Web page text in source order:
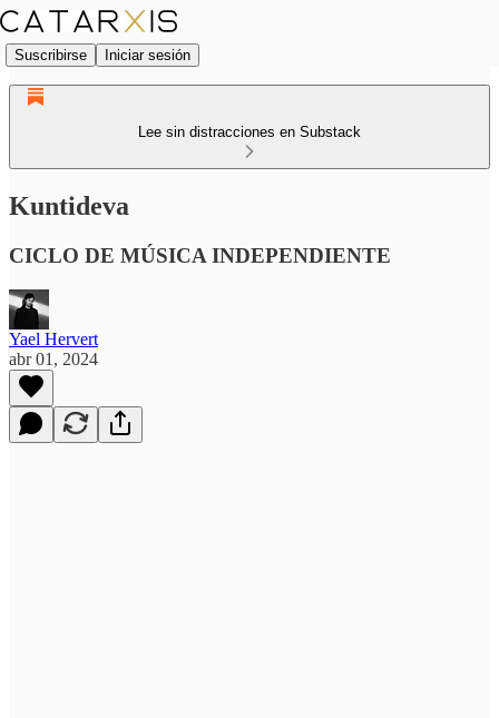
Suscribirse Iniciar sesión
Lee sin distracciones en Substack
Kuntideva
CICLO DE MÚSICA INDEPENDIENTE
Yael Hervert
abr 01, 2024